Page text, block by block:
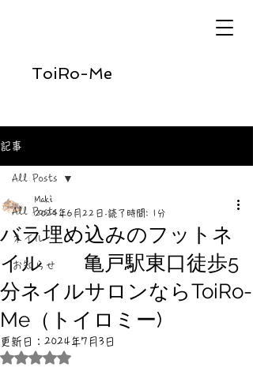
ToiRo-Me
記事
All Posts
ネイル
お知らせ
All Posts
バラ埋め込みのフットネ
イル 亀戸駅東口徒歩5
分ネイルサロンならToiRo-
Me（トイロミー)
Maki
2024年6月22日 読了時間: 1分
更新日： 2024年7月3日
5つ星のうちNaNと評価されています。